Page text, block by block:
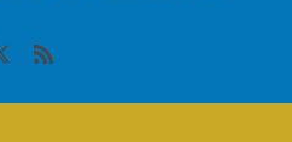
Rss